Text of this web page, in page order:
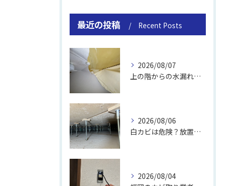
最近の投稿 Recent Posts
2026/08/07
上の階からの水漏れでカビ｜対処法と業者
2026/08/06
白カビは危険？放置のリスクと取り方
2026/08/04